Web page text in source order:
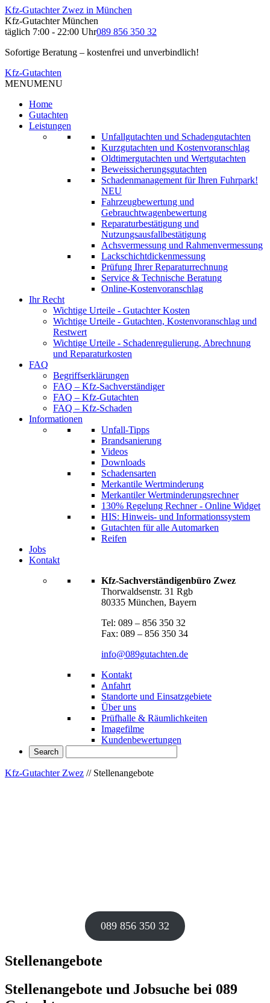
Kfz-Gutachter Zwez in München
Kfz-Gutachter München
täglich 7:00 - 22:00 Uhr089 856 350 32
Sofortige Beratung – kostenfrei und unverbindlich!
Kfz-Gutachten
MENUMENU
Home
Gutachten
Leistungen
Unfallgutachten und Schadengutachten
Kurzgutachten und Kostenvoranschlag
Oldtimergutachten und Wertgutachten
Beweissicherungsgutachten
Schadenmanagement für Ihren Fuhrpark!
NEU
Fahrzeugbewertung und
Gebrauchtwagenbewertung
Reparaturbestätigung und
Nutzungsausfallbestätigung
Achsvermessung und Rahmenvermessung
Lackschichtdickenmessung
Prüfung Ihrer Reparaturrechnung
Service & Technische Beratung
Online-Kostenvoranschlag
Ihr Recht
Wichtige Urteile - Gutachter Kosten
Wichtige Urteile - Gutachten, Kostenvoranschlag und
Restwert
Wichtige Urteile - Schadenregulierung, Abrechnung
und Reparaturkosten
FAQ
Begriffserklärungen
FAQ – Kfz-Sachverständiger
FAQ – Kfz-Gutachten
FAQ – Kfz-Schaden
Informationen
Unfall-Tipps
Brandsanierung
Videos
Downloads
Schadensarten
Merkantile Wertminderung
Merkantiler Wertminderungsrechner
130% Regelung Rechner - Online Widget
HIS: Hinweis- und Informationssystem
Gutachten für alle Automarken
Reifen
Jobs
Kontakt
Kfz-Sachverständigenbüro Zwez
Thorwaldsenstr. 31 Rgb
80335 München, Bayern
Tel: 089 – 856 350 32
Fax: 089 – 856 350 34
info@089gutachten.de
Kontakt
Anfahrt
Standorte und Einsatzgebiete
Über uns
Prüfhalle & Räumlichkeiten
Imagefilme
Kundenbewertungen
Kfz-Gutachter Zwez // Stellenangebote
089 856 350 32
Stellenangebote
Stellenangebote und Jobsuche bei 089